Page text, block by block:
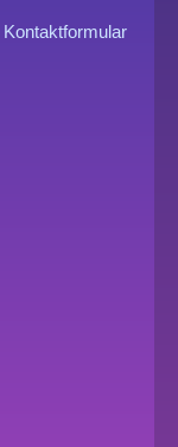
Kontaktformular